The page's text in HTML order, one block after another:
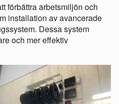
förbättra arbetsmiljön och
installation av avancerade
Dessa system
och mer effektiv